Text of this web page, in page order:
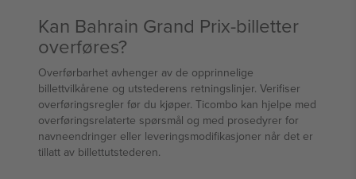
Kan Bahrain Grand Prix-billetter
overføres?
Overførbarhet avhenger av de opprinnelige
billettvilkårene og utstederens retningslinjer. Verifiser
overføringsregler før du kjøper. Ticombo kan hjelpe med
overføringsrelaterte spørsmål og med prosedyrer for
navneendringer eller leveringsmodifikasjoner når det er
tillatt av billettutstederen.